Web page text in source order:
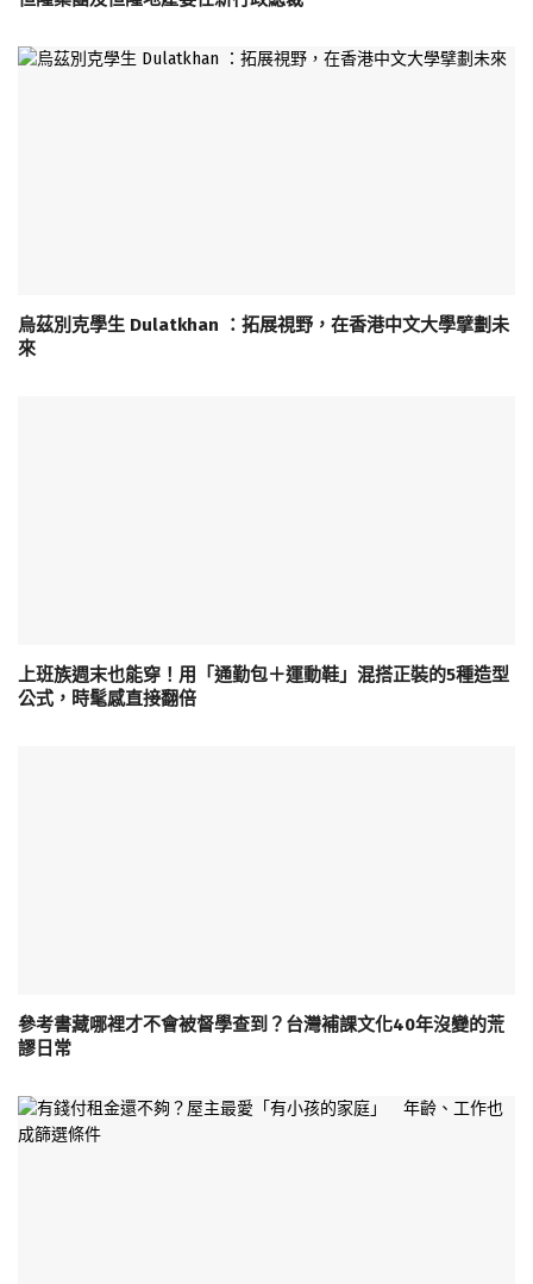
烏茲別克學生 Dulatkhan ：拓展視野，在香港中文大學擘劃未
來
上班族週末也能穿！用「通勤包＋運動鞋」混搭正裝的5種造型
公式，時髦感直接翻倍
參考書藏哪裡才不會被督學查到？台灣補課文化40年沒變的荒
謬日常